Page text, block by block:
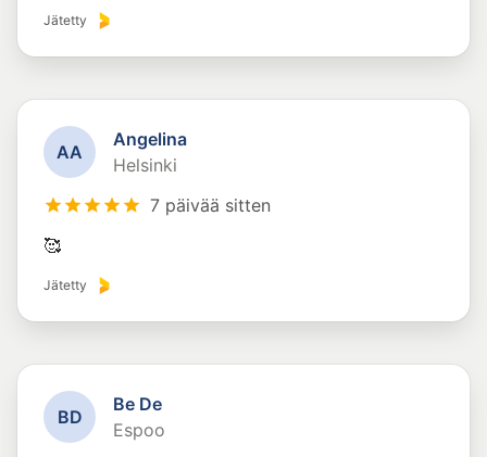
Jätetty
AA
Angelina
Helsinki
7 päivää sitten
🥰
Jätetty
BD
Be De
Espoo